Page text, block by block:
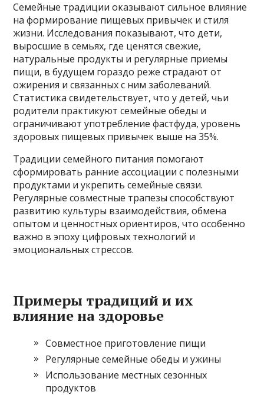
Семейные традиции оказывают сильное влияние
на формирование пищевых привычек и стиля
жизни. Исследования показывают, что дети,
выросшие в семьях, где ценятся свежие,
натуральные продукты и регулярные приемы
пищи, в будущем гораздо реже страдают от
ожирения и связанных с ним заболеваний.
Статистика свидетельствует, что у детей, чьи
родители практикуют семейные обеды и
ограничивают употребление фастфуда, уровень
здоровых пищевых привычек выше на 35%.
Традиции семейного питания помогают
сформировать ранние ассоциации с полезными
продуктами и укрепить семейные связи.
Регулярные совместные трапезы способствуют
развитию культуры взаимодействия, обмена
опытом и ценностных ориентиров, что особенно
важно в эпоху цифровых технологий и
эмоциональных стрессов.
Примеры традиций и их
влияние на здоровье
Совместное приготовление пищи
Регулярные семейные обеды и ужины
Использование местных сезонных
продуктов